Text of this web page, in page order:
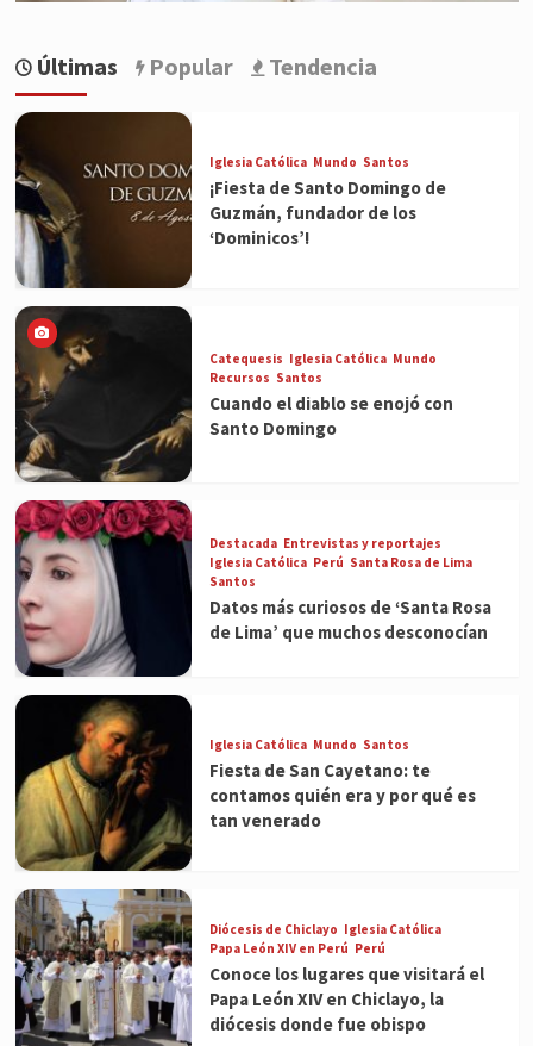
Últimas Popular Tendencia
Iglesia Católica Mundo Santos
¡Fiesta de Santo Domingo de
Guzmán, fundador de los
‘Dominicos’!
Catequesis Iglesia Católica Mundo
Recursos Santos
Cuando el diablo se enojó con
Santo Domingo
Destacada Entrevistas y reportajes
Iglesia Católica Perú Santa Rosa de Lima
Santos
Datos más curiosos de ‘Santa Rosa
de Lima’ que muchos desconocían
Iglesia Católica Mundo Santos
Fiesta de San Cayetano: te
contamos quién era y por qué es
tan venerado
Diócesis de Chiclayo Iglesia Católica
Papa León XIV en Perú Perú
Conoce los lugares que visitará el
Papa León XIV en Chiclayo, la
diócesis donde fue obispo